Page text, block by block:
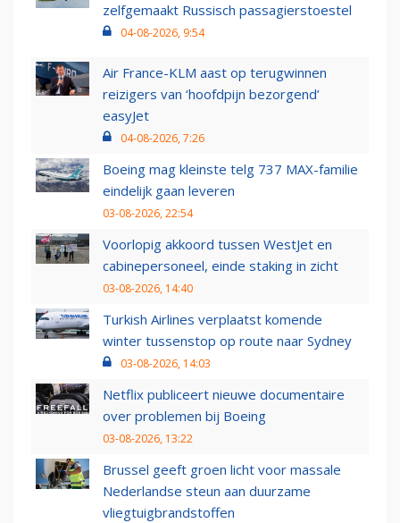
zelfgemaakt Russisch passagierstoestel
04-08-2026, 9:54
Air France-KLM aast op terugwinnen
reizigers van ‘hoofdpijn bezorgend’
easyJet
04-08-2026, 7:26
Boeing mag kleinste telg 737 MAX-familie
eindelijk gaan leveren
03-08-2026, 22:54
Voorlopig akkoord tussen WestJet en
cabinepersoneel, einde staking in zicht
03-08-2026, 14:40
Turkish Airlines verplaatst komende
winter tussenstop op route naar Sydney
03-08-2026, 14:03
Netflix publiceert nieuwe documentaire
over problemen bij Boeing
03-08-2026, 13:22
Brussel geeft groen licht voor massale
Nederlandse steun aan duurzame
vliegtuigbrandstoffen